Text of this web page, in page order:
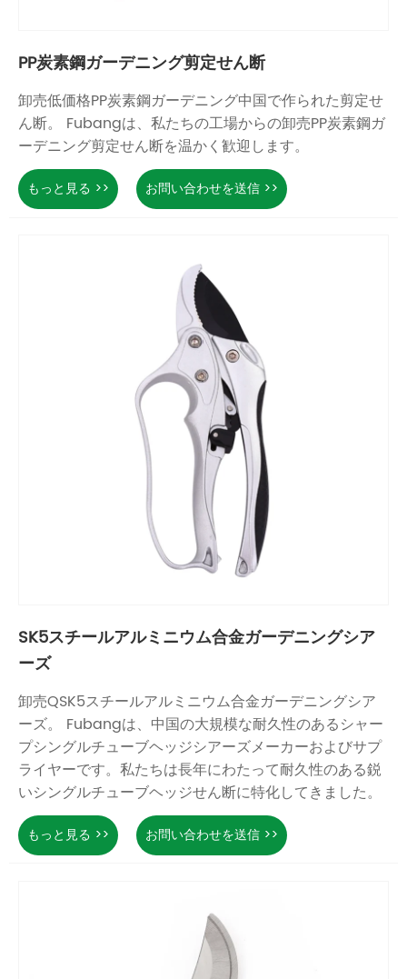
PP炭素鋼ガーデニング剪定せん断
卸売低価格PP炭素鋼ガーデニング中国で作られた剪定せ
ん断。 Fubangは、私たちの工場からの卸売PP炭素鋼ガ
ーデニング剪定せん断を温かく歓迎します。
もっと見る >> お問い合わせを送信 >>
SK5スチールアルミニウム合金ガーデニングシア
ーズ
卸売QSK5スチールアルミニウム合金ガーデニングシア
ーズ。 Fubangは、中国の大規模な耐久性のあるシャー
プシングルチューブヘッジシアーズメーカーおよびサプ
ライヤーです。私たちは長年にわたって耐久性のある鋭
いシングルチューブヘッジせん断に特化してきました。
もっと見る >> お問い合わせを送信 >>